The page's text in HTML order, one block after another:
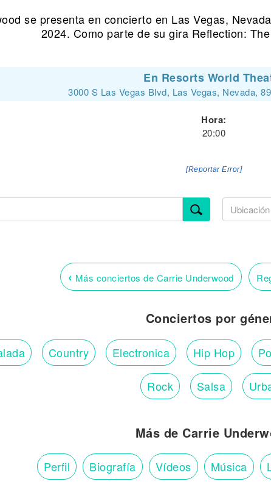
se presenta en concierto en Las Vegas,
2024. Como parte de su gira Reflection:
En Resorts World
3000 S Las Vegas Blvd, Las Vegas, Nevada,
Hora:
20:00
[Reportar Error]
‹ Más conciertos de Carrie Underwood
Conciertos por
Country Electronica Hip Hop
Rock Salsa
Más de Carrie
Perfil Biografía Vídeos Música